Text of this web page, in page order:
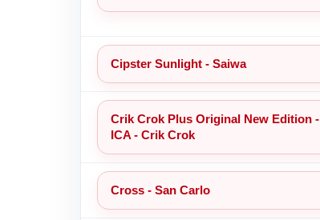
Cipster Sunlight - Saiwa
Crik Crok Plus Original New Edition -
ICA - Crik Crok
Cross - San Carlo